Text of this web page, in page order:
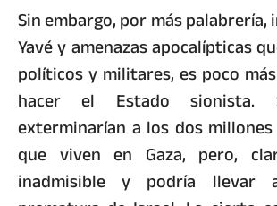
Sin embargo, por más palabrería,
Yavé y amenazas apocalípticas
políticos y militares, es poco
hacer el Estado sionista.
exterminarían a los dos
que viven en Gaza, pero,
inadmisible y podría llevar